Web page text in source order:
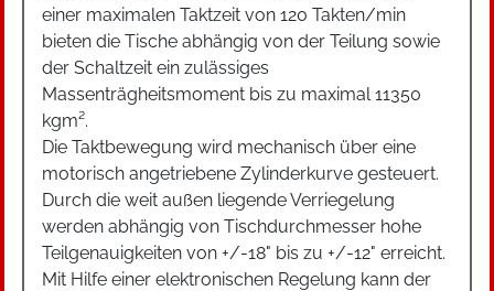
einer maximalen Taktzeit von 120 Takten/min
bieten die Tische abhängig von der Teilung sowie
der Schaltzeit ein zulässiges
Massenträgheitsmoment bis zu maximal 11350
kgm².
Die Taktbewegung wird mechanisch über eine
motorisch angetriebene Zylinderkurve gesteuert.
Durch die weit außen liegende Verriegelung
werden abhängig von Tischdurchmesser hohe
Teilgenauigkeiten von +/-18" bis zu +/-12" erreicht.
Mit Hilfe einer elektronischen Regelung kann der